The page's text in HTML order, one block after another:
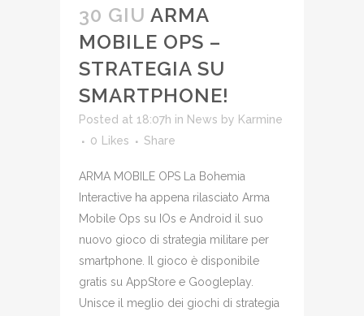
30 GIU ARMA
MOBILE OPS –
STRATEGIA SU
SMARTPHONE!
Posted at 18:07h in News by Karmine
0
Likes Share
ARMA MOBILE OPS La Bohemia
Interactive ha appena rilasciato Arma
Mobile Ops su IOs e Android il suo
nuovo gioco di strategia militare per
smartphone. Il gioco è disponibile
gratis su AppStore e Googleplay.
Unisce il meglio dei giochi di strategia